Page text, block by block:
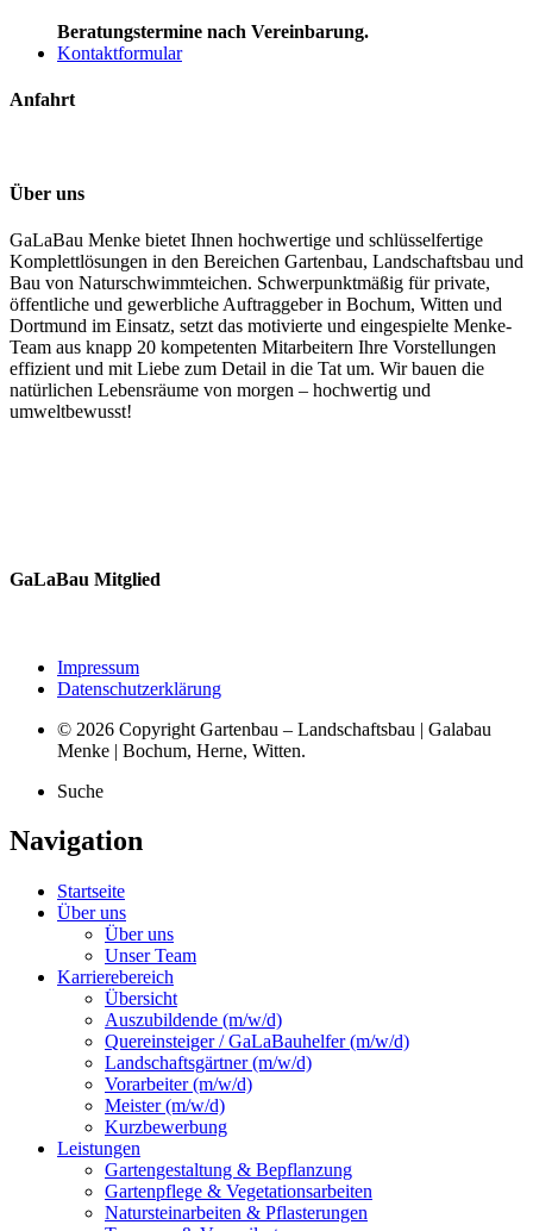
Beratungstermine nach Vereinbarung.
Kontaktformular
Anfahrt
Über uns
GaLaBau Menke bietet Ihnen hochwertige und schlüsselfertige
Komplettlösungen in den Bereichen Gartenbau, Landschaftsbau und
Bau von Naturschwimmteichen. Schwerpunktmäßig für private,
öffentliche und gewerbliche Auftraggeber in Bochum, Witten und
Dortmund im Einsatz, setzt das motivierte und eingespielte Menke-
Team aus knapp 20 kompetenten Mitarbeitern Ihre Vorstellungen
effizient und mit Liebe zum Detail in die Tat um. Wir bauen die
natürlichen Lebensräume von morgen – hochwertig und
umweltbewusst!
GaLaBau Mitglied
Impressum
Datenschutzerklärung
© 2026 Copyright Gartenbau – Landschaftsbau | Galabau
Menke | Bochum, Herne, Witten.
Suche
Navigation
Startseite
Über uns
Über uns
Unser Team
Karrierebereich
Übersicht
Auszubildende (m/w/d)
Quereinsteiger / GaLaBauhelfer (m/w/d)
Landschaftsgärtner (m/w/d)
Vorarbeiter (m/w/d)
Meister (m/w/d)
Kurzbewerbung
Leistungen
Gartengestaltung & Bepflanzung
Gartenpflege & Vegetationsarbeiten
Natursteinarbeiten & Pflasterungen